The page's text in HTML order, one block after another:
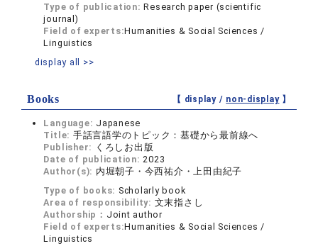
Type of publication:Research paper (scientific
journal)
Field of experts:Humanities & Social Sciences /
Linguistics
display all >>
Books 【 display / non-display】
Language: Japanese
Title: 手話言語学のトピック：基礎から最前線へ
Publisher: くろしお出版
Date of publication: 2023
Author(s): 内堀朝子・今西祐介・上田由紀子
Type of books: Scholarly book
Area of responsibility: 文末指さし
Authorship： Joint author
Field of experts:Humanities & Social Sciences /
Linguistics